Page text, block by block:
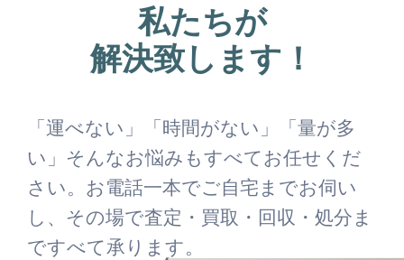
私たちが
解決致します！
「運べない」「時間がない」「量が多
い」そんなお悩みもすべてお任せくだ
さい。お電話一本でご自宅までお伺い
し、その場で査定・買取・回収・処分ま
ですべて承ります。